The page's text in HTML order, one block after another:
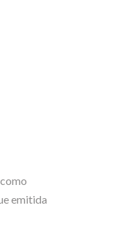
emitida